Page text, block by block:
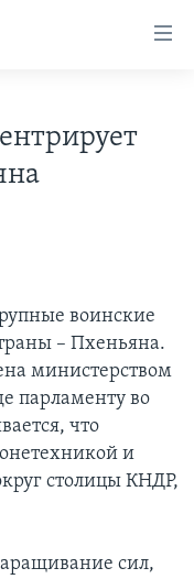
воинские
– Пхеньяна.
министерством
парламенту во
что
и
столицы КНДР,
сил,